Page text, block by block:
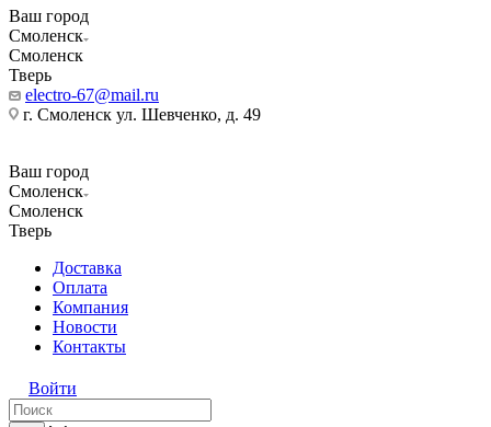
Ваш город
Смоленск
Смоленск
Тверь
electro-67@mail.ru
г. Смоленск ул. Шевченко, д. 49
Ваш город
Смоленск
Смоленск
Тверь
Доставка
Оплата
Компания
Новости
Контакты
Войти